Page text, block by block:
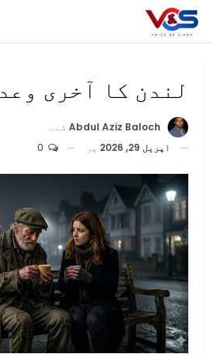
لندن کا آخری
Abdul Aziz Baloch کے ذریعہ
اپریل 29, 2026
پر